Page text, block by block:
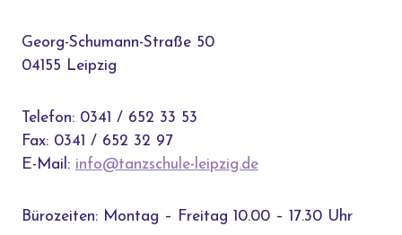
Georg-Schumann-Straße 50
04155 Leipzig
Telefon: 0341 / 652 33 53
Fax: 0341 / 652 32 97
E-Mail: info@tanzschule-leipzig.de
Bürozeiten: Montag – Freitag 10.00 – 17.30 Uhr